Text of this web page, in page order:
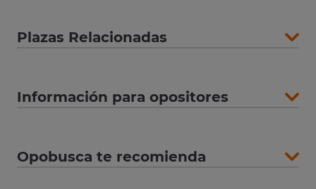
Plazas Relacionadas
Información para opositores
Opobusca te recomienda